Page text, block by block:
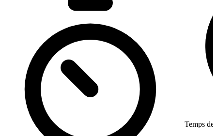
Temps de